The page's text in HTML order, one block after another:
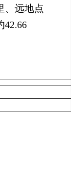
、远地点
42.66